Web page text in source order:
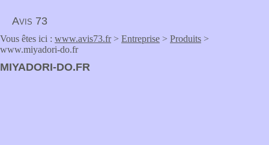
Avis 73
Vous êtes ici : www.avis73.fr> Entreprise > Produits >
www.miyadori-do.fr
MIYADORI-DO.FR